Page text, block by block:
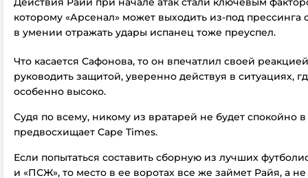
которому «Арсенал» может выходить из-под прессинга
в умении отражать удары испанец тоже преуспел.
Что касается Сафонова, то он впечатлил своей
руководить защитой, уверенно действуя в ситуациях,
особенно высоко.
Судя по всему, никому из вратарей не будет спокойно
предвосхищает Cape Times.
Если попытаться составить сборную из лучших
и «ПСЖ», то место в ее воротах все же займет Райя, а